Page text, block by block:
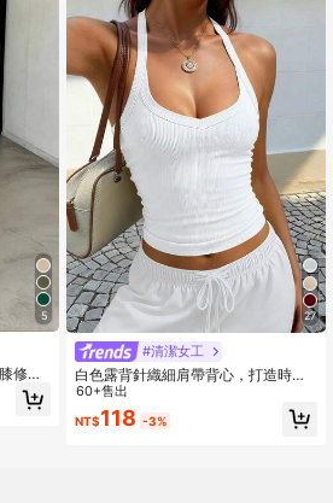
5
修身
27
#清潔女工
白色露背針織細肩帶背心，打造時尚
夏季休閒造型，Y2K風格
60+售出
NT$118 -3%